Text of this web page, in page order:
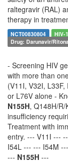
raltegravir (RAL)
therapy in
NCT00830804 HIV-
Drug: Darunavir/
- Screening HIV
with more than
(V11I, V32I,
or L76V alone -
N155H, Q148H/
insufficiency
Treatment with
entry. --- V11I ---
I54L --- --- I54M
--- N155H ---